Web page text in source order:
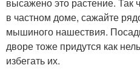
в частном доме, сажайте
мышиного нашествия.
дворе тоже придутся как
избегать их.